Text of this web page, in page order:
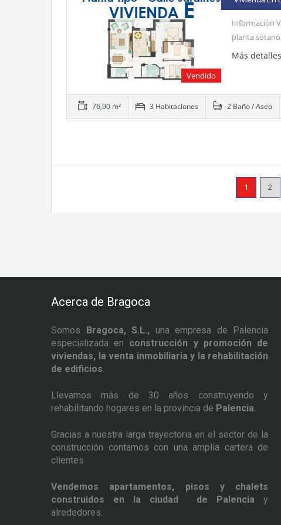
Vendido
Información
planta
Más detalles
76,90 m² 3 Habitaciones 2 Baño / Aseo
1 2
Acerca de Bragoca
Somos Bragoca, S.L., una empresa de Palencia
especializada en construcción y promoción de
viviendas, la venta inmobiliaria y la rehabilitación
de edificios.
Llevamos más de 30 años construyendo y
rehabilitando hogares en la provincia de Palencia.
Gracias a nuestra larga trayectoria en el sector de la
construcción contamos con una amplia cartera de
clientes.
Vendemos apartamentos, pisos y chalets
construidos en la ciudad de Palencia y
alrededores.